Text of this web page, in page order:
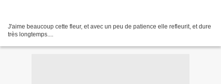
J'aime beaucoup cette fleur, et avec un peu de patience elle refleurit, et dure
très longtemps....